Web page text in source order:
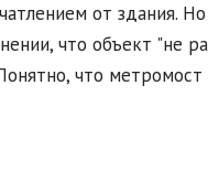
от здания.
что объект "не
что метромост